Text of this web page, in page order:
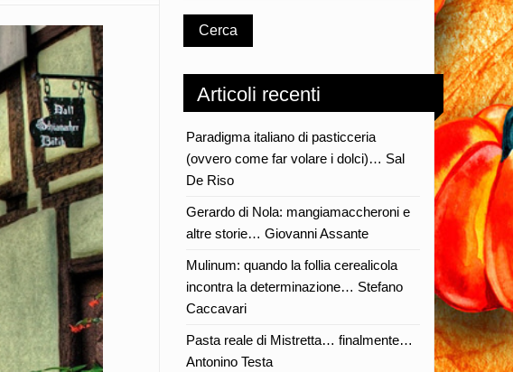
Articoli recenti
Paradigma italiano di pasticceria
(ovvero come far volare i dolci)… Sal
De Riso
Gerardo di Nola: mangiamaccheroni e
altre storie… Giovanni Assante
Mulinum: quando la follia cerealicola
incontra la determinazione… Stefano
Caccavari
Pasta reale di Mistretta… finalmente…
Antonino Testa